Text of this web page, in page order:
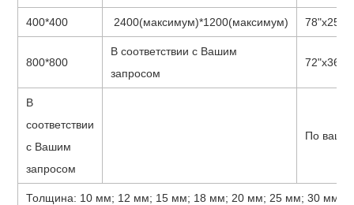
400*400 2400(максимум)*1200(максимум) 78"х25
800*800
В соответствии с Вашим
запросом
72"х36"
В
соответствии
с Вашим
запросом
По
Толщина: 10 мм; 12 мм; 15 мм; 18 мм; 20 мм; 25 мм; 30 мм;